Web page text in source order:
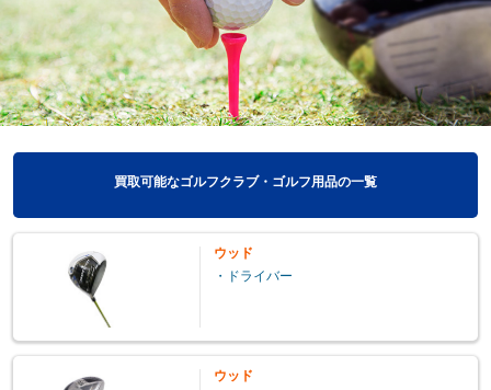
買取可能なゴルフクラブ・ゴルフ用品の一覧
ウッド
・ドライバー
ウッド